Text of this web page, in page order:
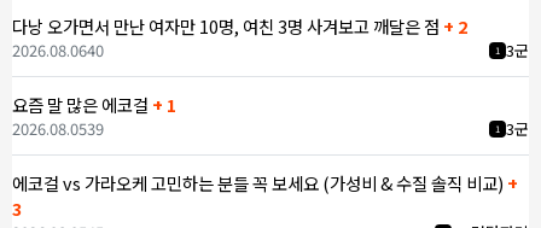
다낭 오가면서 만난 여자만 10명, 여친 3명 사겨보고 깨달은 점 + 2
1 3군
2026.08.0640
요즘 말 많은 에코걸 + 1
1 3군
2026.08.0539
에코걸 vs 가라오케 고민하는 분들 꼭 보세요 (가성비 & 수질 솔직 비교) +
3